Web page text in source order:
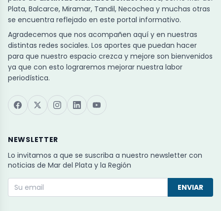
Plata, Balcarce, Miramar, Tandil, Necochea y muchas otras
se encuentra reflejado en este portal informativo.
Agradecemos que nos acompañen aquí y en nuestras
distintas redes sociales. Los aportes que puedan hacer
para que nuestro espacio crezca y mejore son bienvenidos
ya que con esto lograremos mejorar nuestra labor
periodística.
NEWSLETTER
Lo invitamos a que se suscriba a nuestro newsletter con
noticias de Mar del Plata y la Región
ENVIAR